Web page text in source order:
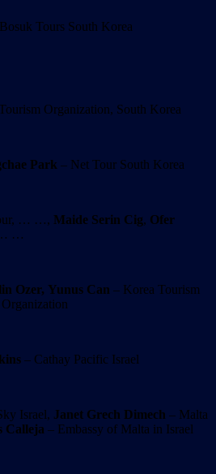
Tours South Korea
Organization, South Korea
Park – Net Tour South Korea
… …, Maide Serin Cig, Ofer
…
Ozer, Yunus Can – Korea Tourism
Organization
– Cathay Pacific Israel
Israel, Janet Grech Dimech – Malta
Calleja – Embassy of Malta in Israel